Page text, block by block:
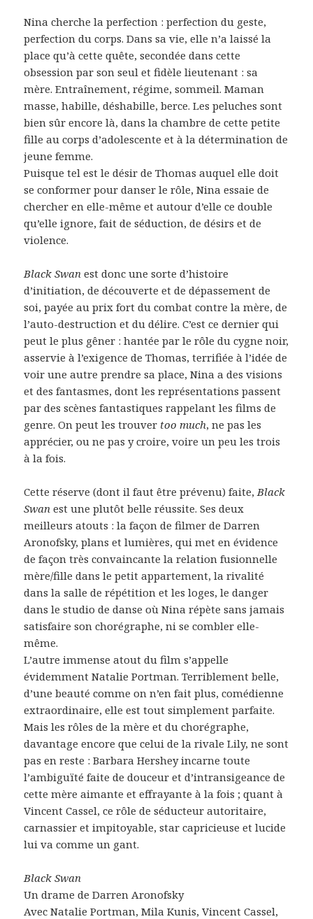
Nina cherche la perfection : perfection du geste,
perfection du corps. Dans sa vie, elle n’a laissé la
place qu’à cette quête, secondée dans cette
obsession par son seul et fidèle lieutenant : sa
mère. Entraînement, régime, sommeil. Maman
masse, habille, déshabille, berce. Les peluches sont
bien sûr encore là, dans la chambre de cette petite
fille au corps d’adolescente et à la détermination de
jeune femme.
Puisque tel est le désir de Thomas auquel elle doit
se conformer pour danser le rôle, Nina essaie de
chercher en elle-même et autour d’elle ce double
qu’elle ignore, fait de séduction, de désirs et de
violence.
Black Swan est donc une sorte d’histoire
d’initiation, de découverte et de dépassement de
soi, payée au prix fort du combat contre la mère, de
l’auto-destruction et du délire. C’est ce dernier qui
peut le plus gêner : hantée par le rôle du cygne noir,
asservie à l’exigence de Thomas, terrifiée à l’idée de
voir une autre prendre sa place, Nina a des visions
et des fantasmes, dont les représentations passent
par des scènes fantastiques rappelant les films de
genre. On peut les trouver too much, ne pas les
apprécier, ou ne pas y croire, voire un peu les trois
à la fois.
Cette réserve (dont il faut être prévenu) faite,Black
Swan est une plutôt belle réussite. Ses deux
meilleurs atouts : la façon de filmer de Darren
Aronofsky, plans et lumières, qui met en évidence
de façon très convaincante la relation fusionnelle
mère/fille dans le petit appartement, la rivalité
dans la salle de répétition et les loges, le danger
dans le studio de danse où Nina répète sans jamais
satisfaire son chorégraphe, ni se combler elle-
même.
L’autre immense atout du film s’appelle
évidemment Natalie Portman. Terriblement belle,
d’une beauté comme on n’en fait plus, comédienne
extraordinaire, elle est tout simplement parfaite.
Mais les rôles de la mère et du chorégraphe,
davantage encore que celui de la rivale Lily, ne sont
pas en reste : Barbara Hershey incarne toute
l’ambiguïté faite de douceur et d’intransigeance de
cette mère aimante et effrayante à la fois ; quant à
Vincent Cassel, ce rôle de séducteur autoritaire,
carnassier et impitoyable, star capricieuse et lucide
lui va comme un gant.
Black Swan
Un drame de Darren Aronofsky
Avec Natalie Portman, Mila Kunis, Vincent Cassel,